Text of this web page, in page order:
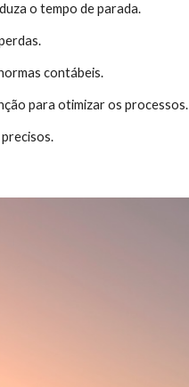
o tempo de parada.
contábeis.
para otimizar os processos.